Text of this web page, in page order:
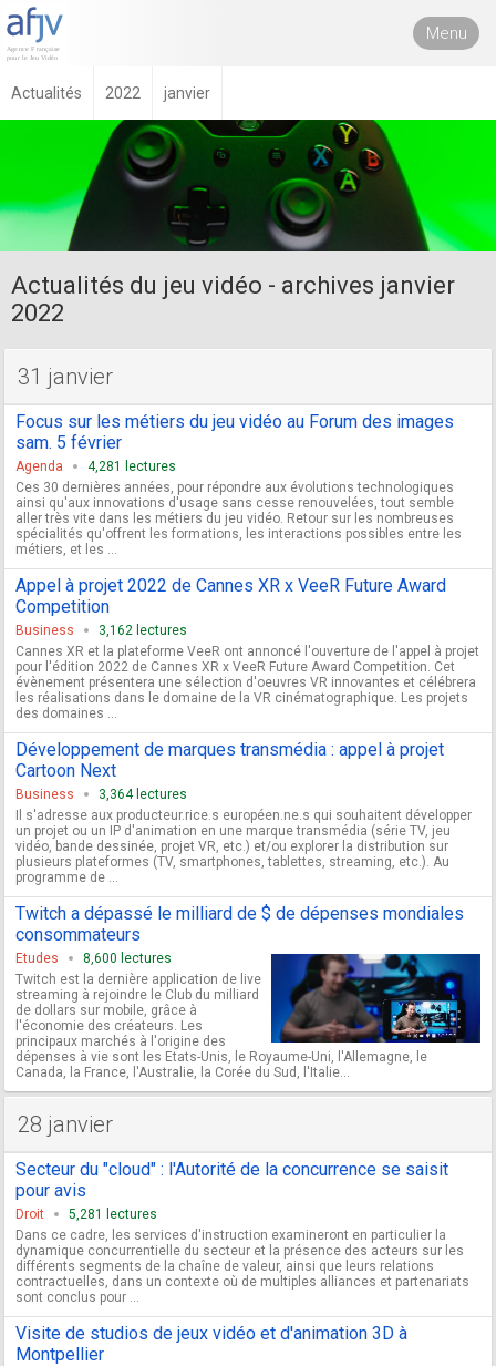
Menu
Actualités 2022 janvier
Actualités du jeu vidéo - archives janvier
2022
31 janvier
Focus sur les métiers du jeu vidéo au Forum des images
sam. 5 février
Agenda
4,281 lectures
Ces 30 dernières années, pour répondre aux évolutions technologiques
ainsi qu'aux innovations d'usage sans cesse renouvelées, tout semble
aller très vite dans les métiers du jeu vidéo. Retour sur les nombreuses
spécialités qu'offrent les formations, les interactions possibles entre les
métiers, et les ...
Appel à projet 2022 de Cannes XR x VeeR Future Award
Competition
Business
3,162 lectures
Cannes XR et la plateforme VeeR ont annoncé l'ouverture de l'appel à projet
pour l'édition 2022 de Cannes XR x VeeR Future Award Competition. Cet
évènement présentera une sélection d'oeuvres VR innovantes et célébrera
les réalisations dans le domaine de la VR cinématographique. Les projets
des domaines ...
Développement de marques transmédia : appel à projet
Cartoon Next
Business
3,364 lectures
Il s'adresse aux producteur.rice.s européen.ne.s qui souhaitent développer
un projet ou un IP d'animation en une marque transmédia (série TV, jeu
vidéo, bande dessinée, projet VR, etc.) et/ou explorer la distribution sur
plusieurs plateformes (TV, smartphones, tablettes, streaming, etc.). Au
programme de ...
Twitch a dépassé le milliard de $ de dépenses mondiales
consommateurs
Etudes
8,600 lectures
Twitch est la dernière application de live
streaming à rejoindre le Club du milliard
de dollars sur mobile, grâce à
l'économie des créateurs. Les
principaux marchés à l'origine des
dépenses à vie sont les Etats-Unis, le Royaume-Uni, l'Allemagne, le
Canada, la France, l'Australie, la Corée du Sud, l'Italie...
28 janvier
Secteur du "cloud" : l'Autorité de la concurrence se saisit
pour avis
Droit
5,281 lectures
Dans ce cadre, les services d'instruction examineront en particulier la
dynamique concurrentielle du secteur et la présence des acteurs sur les
différents segments de la chaîne de valeur, ainsi que leurs relations
contractuelles, dans un contexte où de multiples alliances et partenariats
sont conclus pour ...
Visite de studios de jeux vidéo et d'animation 3D à
Montpellier